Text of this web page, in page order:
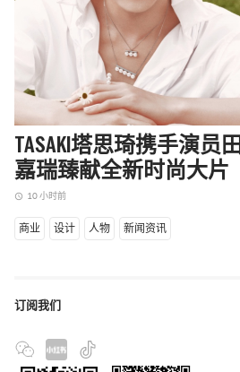
TASAKI塔思琦携手演员田
嘉瑞臻献全新时尚大片
access_time 10 小时前
商业 设计 人物 新闻资讯
订阅我们